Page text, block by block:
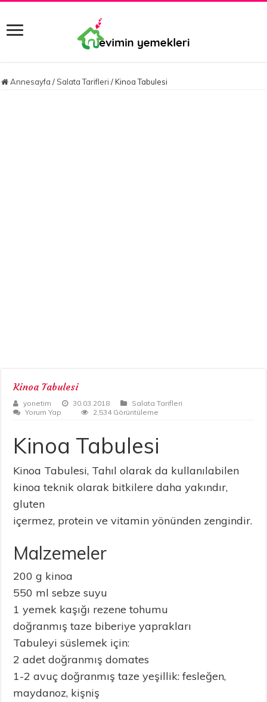
Annesayfa / Salata Tarifleri / Kinoa Tabulesi
Kinoa Tabulesi
yonetim 30.03.2018
Salata Tarifleri
Yorum Yap
2,534 Görüntüleme
Kinoa Tabulesi
Kinoa Tabulesi, Tahıl olarak da kullanılabilen
kinoa teknik olarak bitkilere daha yakındır,
gluten
içermez, protein ve vitamin yönünden zengindir.
Malzemeler
200 g kinoa
550 ml sebze suyu
1 yemek kaşığı rezene tohumu
doğranmış taze biberiye yaprakları
Tabuleyi süslemek için:
2 adet doğranmış domates
1-2 avuç doğranmış taze yeşillik: fesleğen,
maydanoz, kişniş